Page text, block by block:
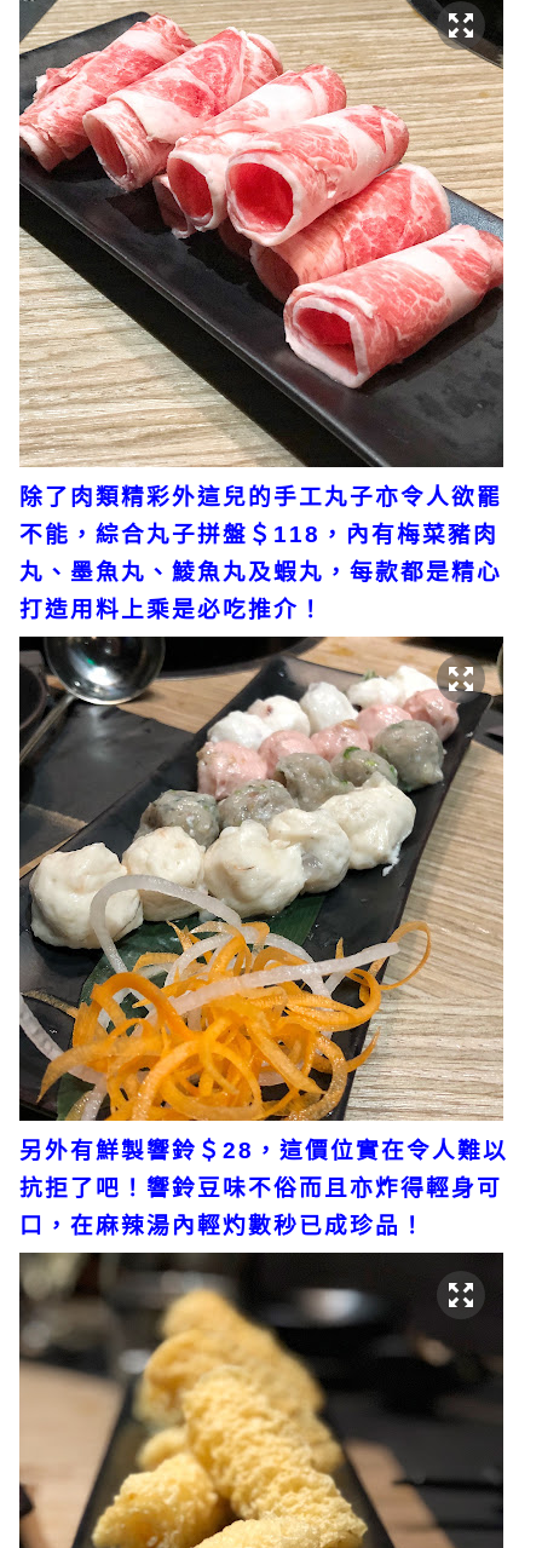
除了肉類精彩外這兒的手工丸子亦令人欲罷
不能，綜合丸子拼盤＄118，內有梅菜豬肉
丸、墨魚丸、鯪魚丸及蝦丸，每款都是精心
打造用料上乘是必吃推介！
另外有鮮製響鈴＄28，這價位實在令人難以
抗拒了吧！響鈴豆味不俗而且亦炸得輕身可
口，在麻辣湯內輕灼數秒已成珍品！